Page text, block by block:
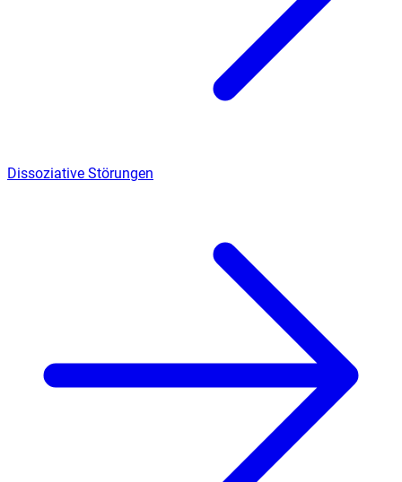
Dissoziative Störungen